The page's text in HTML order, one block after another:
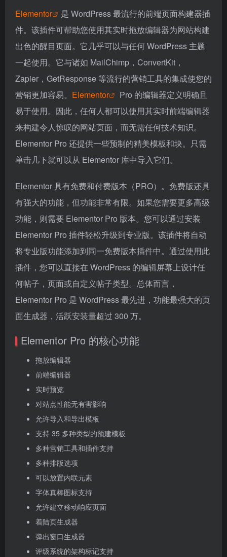
Elementor
是 WordPress 最流行的前端页面构建器插
件。该插件可帮助您使用其实时拖放编辑器为网站构建
出色的醒目页面。它几乎可以与任何 WordPress 主题
一起使用。它与诸如 MailChimp，ConvertKit，
Zapier，GetResponse 等流行的营销工具的集成使您的
营销更加容易。 Elementor
Pro 的编辑器定义明确且
易于使用。因此，任何人都可以使用其实时前端编辑器
来构建令人惊叹的网站页面，而无需任何技术知识。
Elementor Pro 还提供一些预制的精美模板和块。只需
单击几下就可以从 Elementor 库中导入它们。
Elementor 具有免费和付费版本（PRO）。免费版还具
有强大的功能，但功能非常有限。如果您需要更多高级
功能，则需要 Elementor Pro 版本。您可以通过安装
Elementor Pro 插件轻松升级到专业版。该插件将自动
将专业版功能添加到同一免费版本插件中。通过使用此
插件，您可以直接在 WordPress 的编辑屏幕上设计任
何帖子，页面或自定义帖子类型。总体而言，
Elementor Pro 是 WordPress 最先进，功能最强大的页
面生成器，活跃安装量超过 300 万。
Elementor Pro 的核心功能
拖放编辑器
前端编辑器
实时预览
对站点性能无有害影响
允许导入和导出模板
支持 35 多种类型的预建模板
多种营销工具和插件支持
多种排版选项
可以放置内联元素
字体真棒图标支持
允许建立移动响应页面
着陆页生成器
弹出窗口生成器
评级系统的架构标记支持